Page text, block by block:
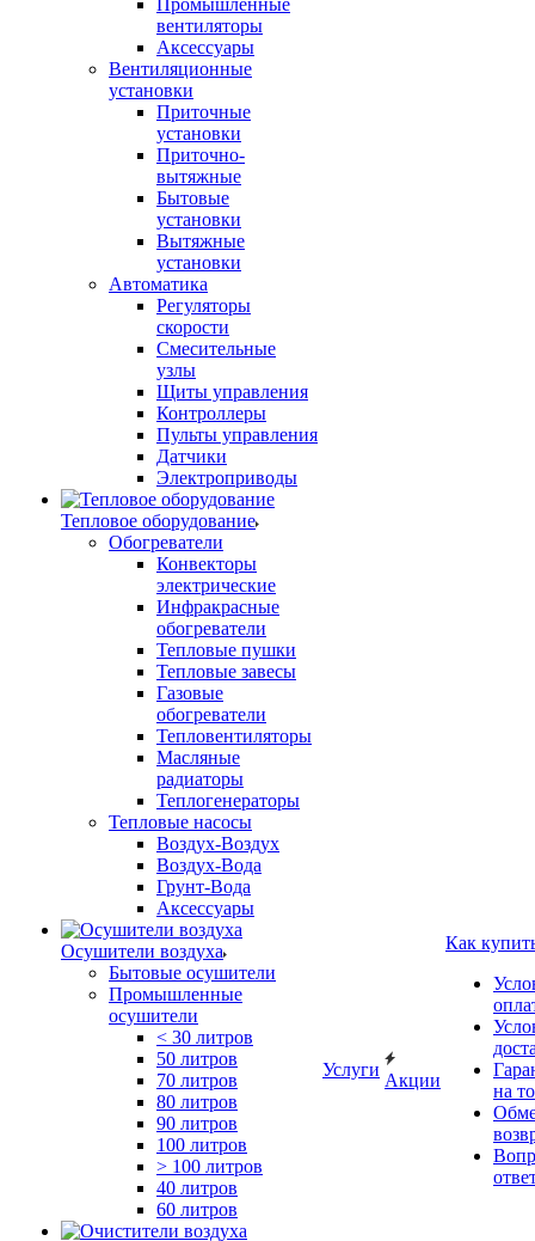
Промышленные
вентиляторы
Аксессуары
Вентиляционные
установки
Приточные
установки
Приточно-
вытяжные
Бытовые
установки
Вытяжные
установки
Автоматика
Регуляторы
скорости
Смесительные
узлы
Щиты управления
Контроллеры
Пульты управления
Датчики
Электроприводы
Тепловое оборудование
Обогреватели
Конвекторы
электрические
Инфракрасные
обогреватели
Тепловые пушки
Тепловые завесы
Газовые
обогреватели
Тепловентиляторы
Масляные
радиаторы
Теплогенераторы
Тепловые насосы
Воздух-Воздух
Воздух-Вода
Грунт-Вода
Аксессуары
Осушители воздуха
Бытовые осушители
Промышленные
осушители
< 30 литров
50 литров
70 литров
80 литров
90 литров
100 литров
> 100 литров
40 литров
60 литров
Услуги
Акции
Как
на